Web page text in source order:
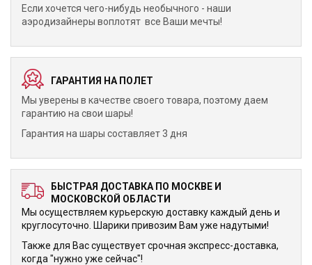
Если хочется чего-нибудь необычного - наши
аэродизайнеры воплотят все Ваши мечты!
ГАРАНТИЯ НА ПОЛЕТ
Мы уверены в качестве своего товара, поэтому даем
гарантию на свои шары!
Гарантия на шары составляет 3 дня
БЫСТРАЯ ДОСТАВКА ПО МОСКВЕ И
МОСКОВСКОЙ ОБЛАСТИ
Мы осуществляем курьерскую доставку каждый день и
круглосуточно. Шарики привозим Вам уже надутыми!
Также для Вас существует срочная экспресс-доставка,
когда "нужно уже сейчас"!